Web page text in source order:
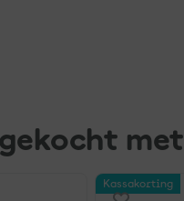
met
Kassakorting